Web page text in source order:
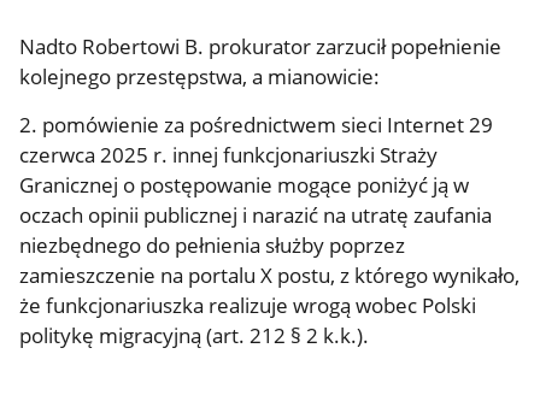
Nadto Robertowi B. prokurator zarzucił popełnienie
kolejnego przestępstwa, a mianowicie:
2. pomówienie za pośrednictwem sieci Internet 29
czerwca 2025 r. innej funkcjonariuszki Straży
Granicznej o postępowanie mogące poniżyć ją w
oczach opinii publicznej i narazić na utratę zaufania
niezbędnego do pełnienia służby poprzez
zamieszczenie na portalu X postu, z którego wynikało,
że funkcjonariuszka realizuje wrogą wobec Polski
politykę migracyjną (art. 212 § 2 k.k.).